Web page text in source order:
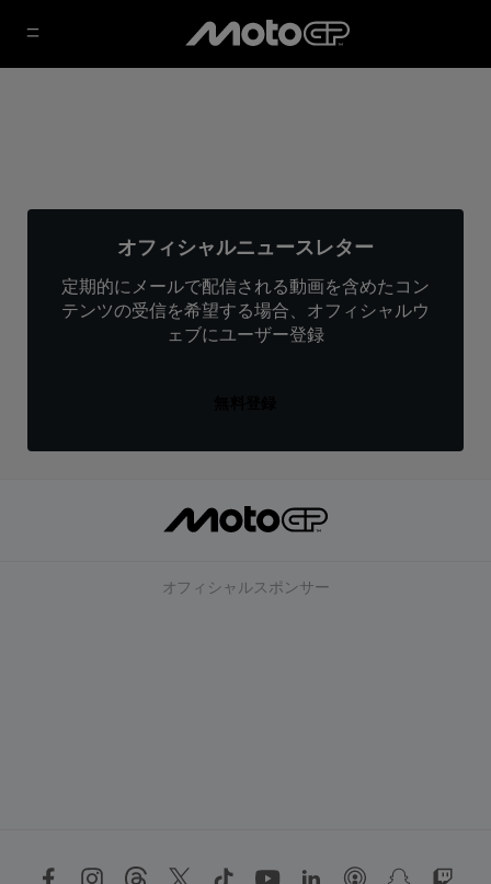
オフィシャルニュースレター
定期的にメールで配信される動画を含めたコン
テンツの受信を希望する場合、オフィシャルウ
ェブにユーザー登録
オフィシャルスポンサー